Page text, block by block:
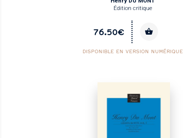
Édition critique
76.50€
DISPONIBLE EN VERSION NUMÉRIQUE